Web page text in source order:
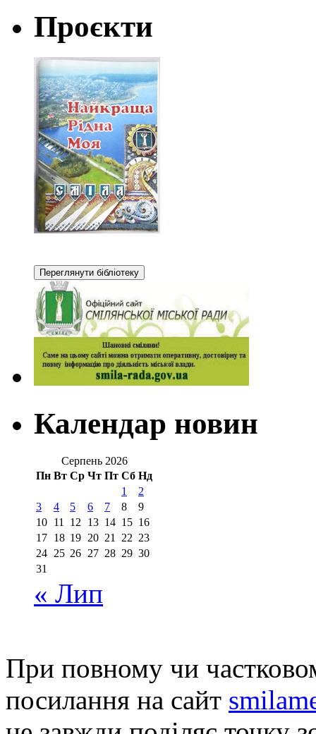
Проєкти
Календар новин
Серпень 2026
Пн Вт Ср Чт Пт Сб Нд
1
2
3
4 5 6 7 8
9
10 11 12 13 14 15 16
17 18 19 20 21 22 23
24 25 26 27 28 29 30
31
« Лип
При повному чи
посилання на сайт